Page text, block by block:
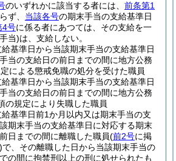
のいずれかに該当する者には、 前条第1
ず、 当該各号の期末手当の支給基準日
4号に係る者にあつては、その支給を一
当)は、支給しない。
基準日から当該期末手当の支給基準日
当の支給日の前日までの間に地方公務
による懲戒免職の処分を受けた職員
基準日から当該期末手当の支給基準日
当の支給日の前日までの間に地方公務
の規定により失職した職員
基準日前1か月以内又は期末手当の支
期末手当の支給基準日に対応する期末
日までの間に離職した職員(前2号に掲
で、その離職した日から当該期末手当の
の間に拘禁刑以上の刑に処せられたも